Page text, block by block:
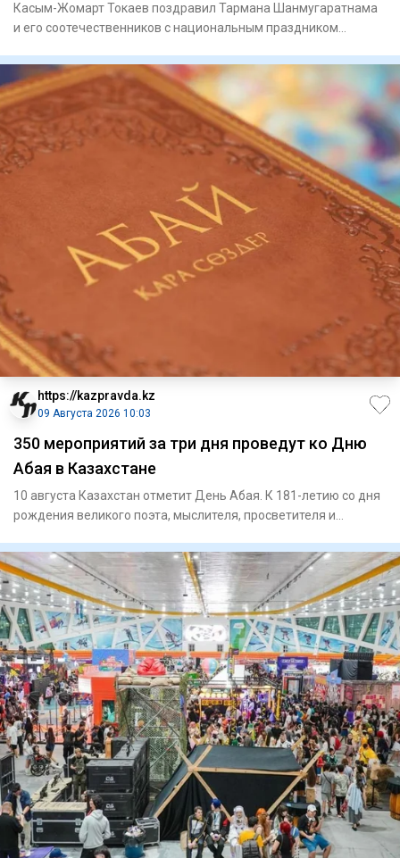
Касым-Жомарт Токаев поздравил Тармана Шанмугаратнама
и его соотечественников с национальным праздником
https://kazpravda.kz
09 Августа 2026 10:03
350 мероприятий за три дня проведут ко Дню
Абая в Казахстане
10 августа Казахстан отметит День Абая. К 181-летию со дня
рождения великого поэта, мыслителя, просветителя и